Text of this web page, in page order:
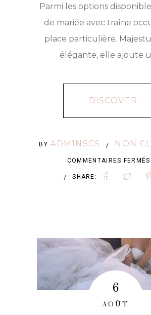
Parmi les options
de mariée avec traîne
place particulière.
élégante, elle ajoute
DISCOVER
BYADM1NSCS / NON
COMMENTAIRES FERMÉS
:
/ SHARE:
6
AOÛT